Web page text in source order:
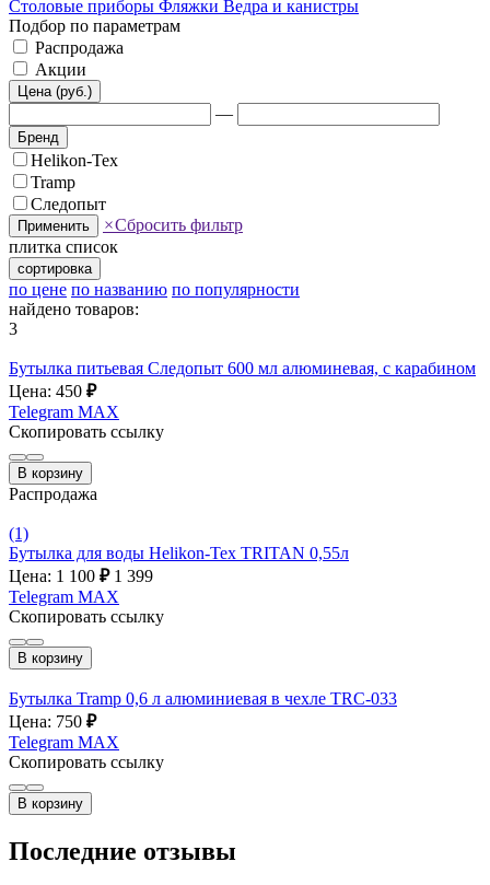
Столовые приборы Фляжки Ведра и канистры
Подбор по параметрам
Распродажа
Акции
Цена (руб.)
—
Бренд
Helikon-Tex
Tramp
Следопыт
Применить ×Сбросить фильтр
плитка список
сортировка
по цене по названию по популярности
найдено товаров:
3
Бутылка питьевая Следопыт 600 мл алюминевая, с карабином
Цена: 450 ₽
Telegram MAX
Скопировать ссылку
В корзину
Распродажа
(1)
Бутылка для воды Helikon-Tex TRITAN 0,55л
Цена: 1 100 ₽ 1 399
Telegram MAX
Скопировать ссылку
В корзину
Бутылка Tramp 0,6 л алюминиевая в чехле TRC-033
Цена: 750 ₽
Telegram MAX
Скопировать ссылку
В корзину
Последние отзывы